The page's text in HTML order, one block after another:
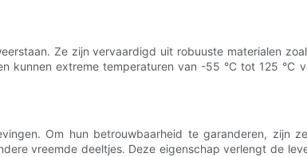
Ze zijn vervaardigd uit robuuste materialen
kunnen extreme temperaturen van -55 °C tot 125 °C
Om hun betrouwbaarheid te garanderen, zijn
vreemde deeltjes. Deze eigenschap verlengt de